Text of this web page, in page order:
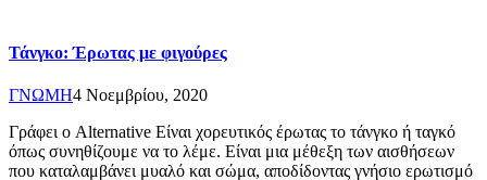
Τάνγκο: Έρωτας με φιγούρες
ΓΝΩΜΗ4 Νοεμβρίου, 2020
Γράφει ο Alternative Είναι χορευτικός έρωτας το τάνγκο ή ταγκό
όπως συνηθίζουμε να το λέμε. Είναι μια μέθεξη των αισθήσεων
που καταλαμβάνει μυαλό και σώμα, αποδίδοντας γνήσιο ερωτισμό